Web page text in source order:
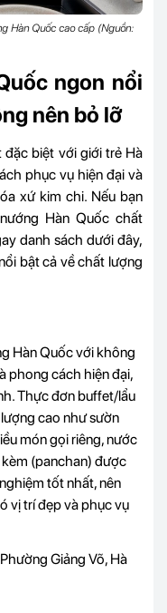
Hàn Quốc cao cấp (Nguồn:
ngon nổi
nên bỏ lỡ
biệt với giới trẻ Hà
phục vụ hiện đại và
xứ kim chi. Nếu bạn
Hàn Quốc chất
danh sách dưới đây,
bật cả về chất lượng
Hàn Quốc với không
phong cách hiện đại,
Thực đơn buffet/lẩu
cao như sườn
món gọi riêng, nước
kèm (panchan) được
tốt nhất, nên
vị trí đẹp và phục vụ
Giảng Võ, Hà